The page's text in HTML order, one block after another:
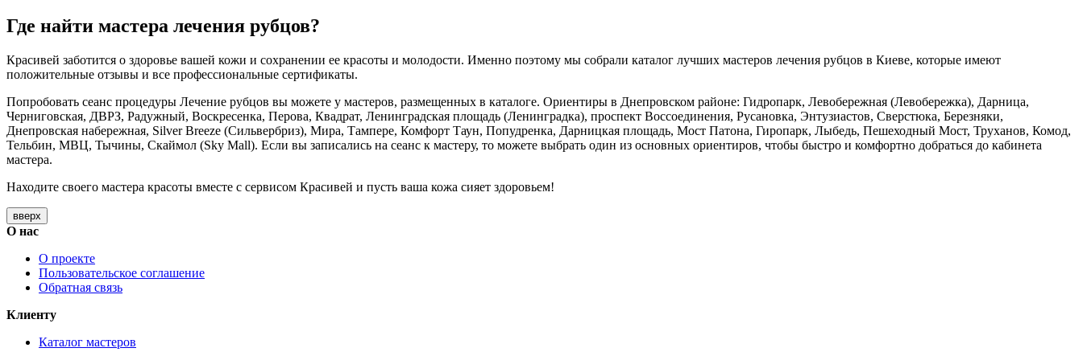
Где найти мастера лечения рубцов?
Красивей заботится о здоровье вашей кожи и сохранении ее красоты и молодости. Именно поэтому мы собрали каталог лучших мастеров лечения рубцов в Киеве, которые имеют
положительные отзывы и все профессиональные сертификаты.
Попробовать сеанс процедуры Лечение рубцов вы можете у мастеров, размещенных в каталоге. Ориентиры в Днепровском районе: Гидропарк, Левобережная (Левобережка), Дарница,
Черниговская, ДВРЗ, Радужный, Воскресенка, Перова, Квадрат, Ленинградская площадь (Ленинградка), проспект Воссоединения, Русановка, Энтузиастов, Сверстюка, Березняки,
Днепровская набережная, Silver Breeze (Сильвербриз), Мира, Тампере, Комфорт Таун, Попудренка, Дарницкая площадь, Мост Патона, Гиропарк, Лыбедь, Пешеходный Мост, Труханов, Комод,
Тельбин, МВЦ, Тычины, Скаймол (Sky Mall). Если вы записались на сеанс к мастеру, то можете выбрать один из основных ориентиров, чтобы быстро и комфортно добраться до кабинета
мастера.
Находите своего мастера красоты вместе с сервисом Красивей и пусть ваша кожа сияет здоровьем!
вверх
О нас
О проекте
Пользовательское соглашение
Обратная связь
Клиенту
Каталог мастеров